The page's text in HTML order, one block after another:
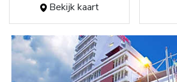
Bekijk kaart